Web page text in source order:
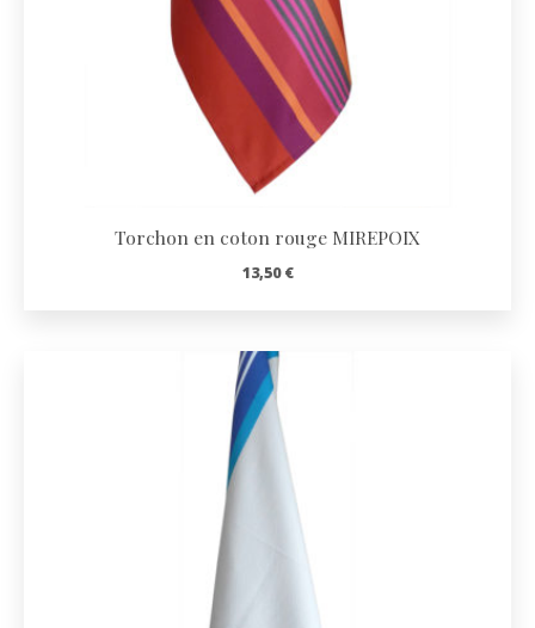
Torchon en coton rouge MIREPOIX
13,50€